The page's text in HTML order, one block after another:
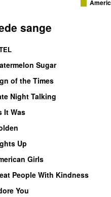
sange
Sugar
of the Times
Night Talking
It Was
Up
Girls
People With Kindness
You